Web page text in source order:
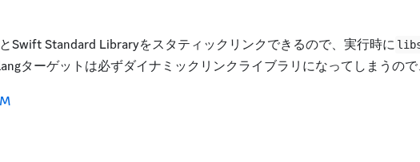
Swift Standard Libraryをスタティックリンクできるので、実行時に
ターゲットは必ずダイナミックリンクライブラリになってしまうの